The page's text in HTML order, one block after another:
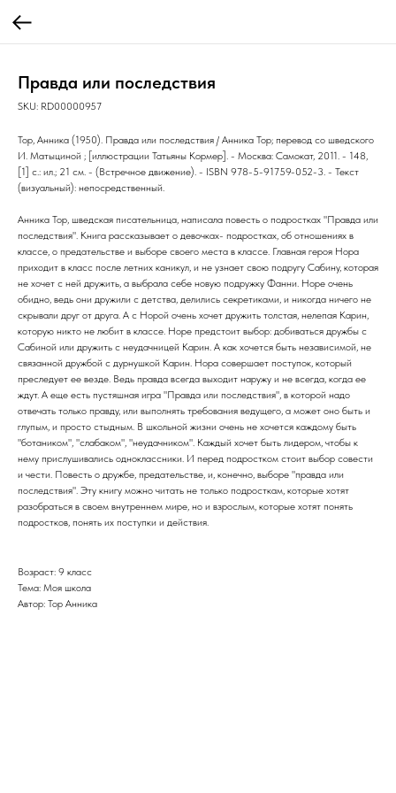
Правда или последствия
SKU: RD00000957
Тор, Анника (1950). Правда или последствия / Анника Тор; перевод со шведского
И. Матыциной ; [иллюстрации Татьяны Кормер]. - Москва: Самокат, 2011. - 148,
[1] с.: ил.; 21 см. - (Встречное движение). - ISBN 978-5-91759-052-3. - Текст
(визуальный): непосредственный.
Анника Тор, шведская писательница, написала повесть о подростках "Правда или
последствия". Книга рассказывает о девочках- подростках, об отношениях в
классе, о предательстве и выборе своего места в классе. Главная героя Нора
приходит в класс после летних каникул, и не узнает свою подругу Сабину, которая
не хочет с ней дружить, а выбрала себе новую подружку Фанни. Норе очень
обидно, ведь они дружили с детства, делились секретиками, и никогда ничего не
скрывали друг от друга. А с Норой очень хочет дружить толстая, нелепая Карин,
которую никто не любит в классе. Норе предстоит выбор: добиваться дружбы с
Сабиной или дружить с неудачницей Карин. А как хочется быть независимой, не
связанной дружбой с дурнушкой Карин. Нора совершает поступок, который
преследует ее везде. Ведь правда всегда выходит наружу и не всегда, когда ее
ждут. А еще есть пустяшная игра "Правда или последствия", в которой надо
отвечать только правду, или выполнять требования ведущего, а может оно быть и
глупым, и просто стыдным. В школьной жизни очень не хочется каждому быть
"ботаником", "слабаком", "неудачником". Каждый хочет быть лидером, чтобы к
нему прислушивались одноклассники. И перед подростком стоит выбор совести
и чести. Повесть о дружбе, предательстве, и, конечно, выборе "правда или
последствия". Эту книгу можно читать не только подросткам, которые хотят
разобраться в своем внутреннем мире, но и взрослым, которые хотят понять
подростков, понять их поступки и действия.
Возраст: 9 класс
Тема: Моя школа
Автор: Тор Анника